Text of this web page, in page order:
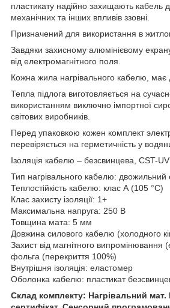
пластикату надійно захищають кабель
механічних та інших впливів ззовні.
Призначений для використання в
Завдяки захисному алюмінієвому
від електромагнітного поля.
Кожна жила нагрівального кабелю, має
Тепла підлога виготовляється на
використанням виключно імпортної
світових виробників.
Перед упаковкою кожен комплект
перевіряється на герметичність у
Ізоляція кабелю – безсвинцева, CST-UV
Тип нагрівального кабелю:
Теплостійкість кабелю: клас А (105 °С)
Клас захисту ізоляції: 1+
Максимальна напруга: 250 В
Товщина мата: 5 мм
Довжина силового кабелю (холодного
Захист від магнітного випромінювання
фольга (перекриття 100%)
Внутрішня ізоляція: еластомер
Оболонка кабелю: пластикат
Склад комплекту: Нагрівальний мат.